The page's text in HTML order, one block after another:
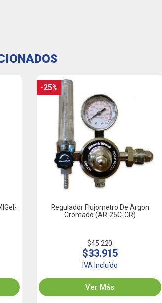
Regulador Flujometro De Argon
Cromado (AR-25C-CR)
$45.220
$33.915
IVA Incluído
Ver Más
-25%